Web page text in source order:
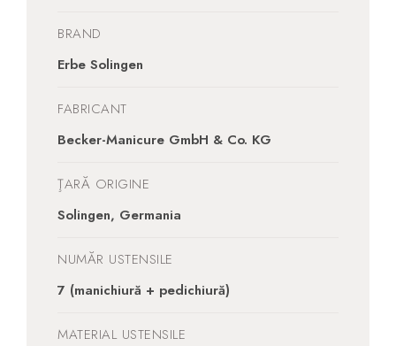
BRAND
Erbe Solingen
FABRICANT
Becker-Manicure GmbH & Co. KG
ŢARĂ ORIGINE
Solingen, Germania
NUMĂR USTENSILE
7 (manichiură + pedichiură)
MATERIAL USTENSILE